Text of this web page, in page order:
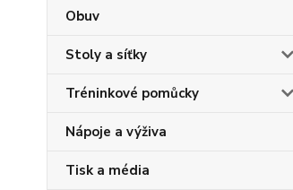
Obuv
Stoly a síťky
Tréninkové pomůcky
Nápoje a výživa
Tisk a média